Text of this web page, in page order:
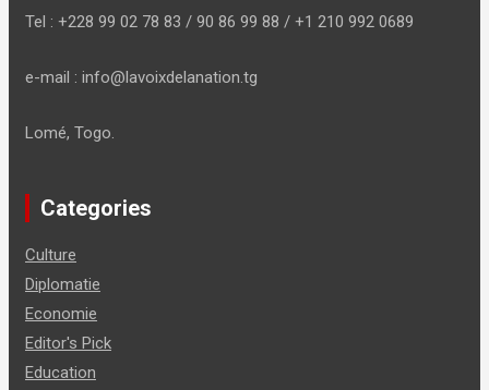
Tel : +228 99 02 78 83 / 90 86 99 88 / +1 210 992 0689
e-mail : info@lavoixdelanation.tg
Lomé, Togo.
Categories
Culture
Diplomatie
Economie
Editor's Pick
Education